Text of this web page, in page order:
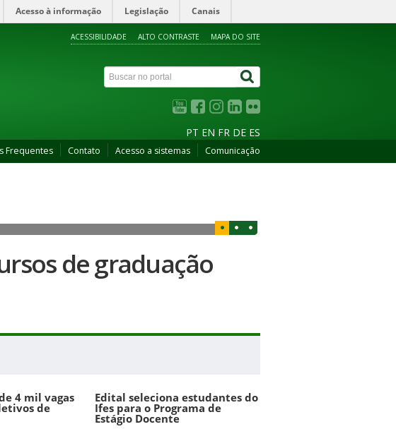
Acesso à informação Legislação Canais
ACESSIBILIDADE ALTO CONTRASTE MAPA DO SITE
PT EN FR DE ES
Frequentes Contato Acesso a sistemas Comunicação
de graduação
4 mil vagas
de
Edital seleciona estudantes do
Ifes para o Programa de
Estágio Docente